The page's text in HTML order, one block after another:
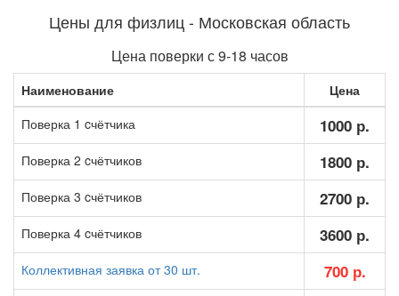
Цены для физлиц - Московская область
Цена поверки с 9-18 часов
Наименование
Цена
Поверка 1 cчётчика
1000 р.
Поверка 2 cчётчиков 1800 р.
Поверка 3 cчётчиков 2700 р.
Поверка 4 cчётчиков 3600 р.
Коллективная заявка от 30 шт. 700 р.